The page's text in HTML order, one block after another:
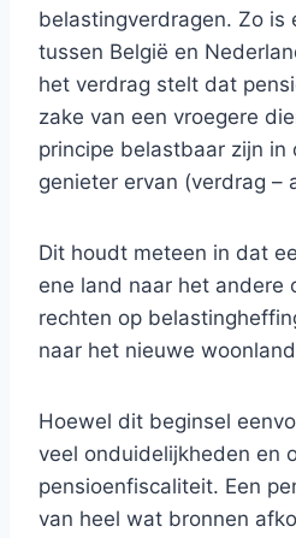
belastingverdragen. Zo is
tussen België en
het verdrag stelt dat
zake van een vroegere
principe belastbaar zijn
genieter ervan (verdrag –
Dit houdt meteen in dat
ene land naar het andere
rechten op
naar het nieuwe
Hoewel dit beginsel
veel onduidelijkheden en
pensioenfiscaliteit. Een
van heel wat bronnen